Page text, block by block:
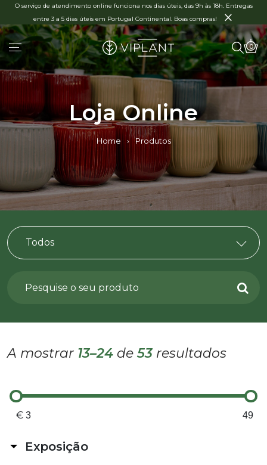
O serviço de atendimento online funciona nos dias úteis, das 9h às 18h. Entregas
entre 3 a 5 dias úteis em Portugal Continental. Boas compras!
×
0
Loja Online
Home › Produtos
A mostrar 13–24 de 53 resultados
€
Exposição